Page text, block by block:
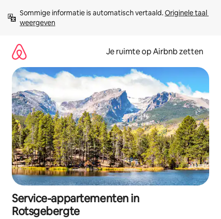
direct
naar
Sommige informatie is automatisch vertaald. Originele taal
weergeven
Je ruimte op Airbnb zetten
Service-appartementen in
Rotsgebergte